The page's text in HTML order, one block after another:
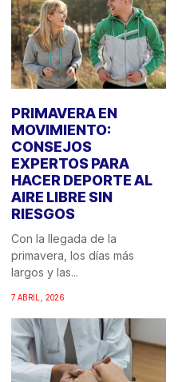
PRIMAVERA EN
MOVIMIENTO:
CONSEJOS
EXPERTOS PARA
HACER DEPORTE AL
AIRE LIBRE SIN
RIESGOS
Con la llegada de la
primavera, los días más
largos y las...
7 ABRIL, 2026